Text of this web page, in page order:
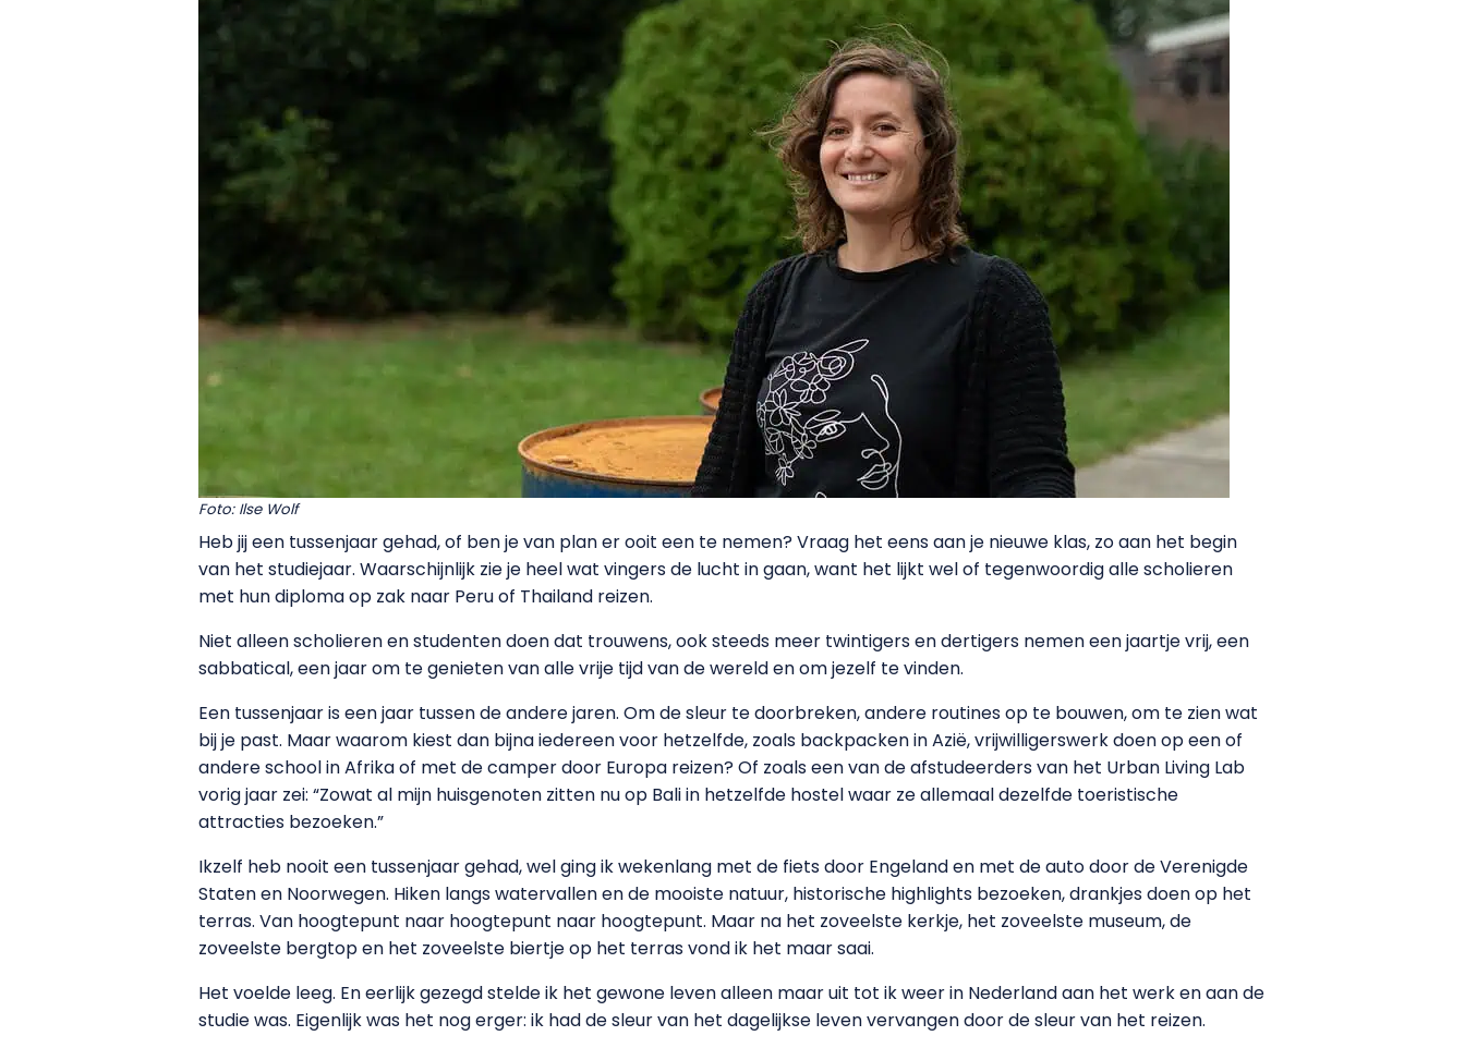
Foto: Ilse Wolf
Heb jij een tussenjaar gehad, of ben je van plan er ooit een te nemen? Vraag het eens aan je nieuwe klas, zo aan het begin
van het studiejaar. Waarschijnlijk zie je heel wat vingers de lucht in gaan, want het lijkt wel of tegenwoordig alle scholieren
met hun diploma op zak naar Peru of Thailand reizen.
Niet alleen scholieren en studenten doen dat trouwens, ook steeds meer twintigers en dertigers nemen een jaartje vrij, een
sabbatical, een jaar om te genieten van alle vrije tijd van de wereld en om jezelf te vinden.
Een tussenjaar is een jaar tussen de andere jaren. Om de sleur te doorbreken, andere routines op te bouwen, om te zien wat
bij je past. Maar waarom kiest dan bijna iedereen voor hetzelfde, zoals backpacken in Azië, vrijwilligerswerk doen op een of
andere school in Afrika of met de camper door Europa reizen? Of zoals een van de afstudeerders van het Urban Living Lab
vorig jaar zei: “Zowat al mijn huisgenoten zitten nu op Bali in hetzelfde hostel waar ze allemaal dezelfde toeristische
attracties bezoeken.”
Ikzelf heb nooit een tussenjaar gehad, wel ging ik wekenlang met de fiets door Engeland en met de auto door de Verenigde
Staten en Noorwegen. Hiken langs watervallen en de mooiste natuur, historische highlights bezoeken, drankjes doen op het
terras. Van hoogtepunt naar hoogtepunt naar hoogtepunt. Maar na het zoveelste kerkje, het zoveelste museum, de
zoveelste bergtop en het zoveelste biertje op het terras vond ik het maar saai.
Het voelde leeg. En eerlijk gezegd stelde ik het gewone leven alleen maar uit tot ik weer in Nederland aan het werk en aan de
studie was. Eigenlijk was het nog erger: ik had de sleur van het dagelijkse leven vervangen door de sleur van het reizen.